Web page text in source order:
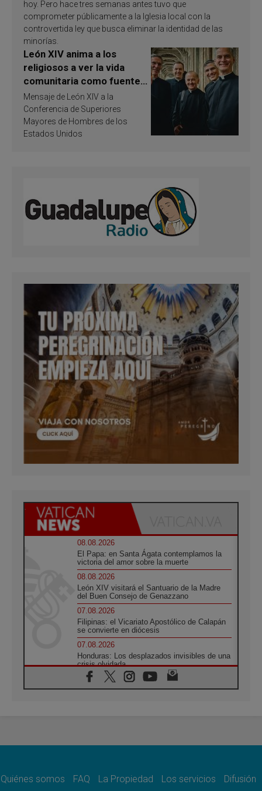
hoy. Pero hace tres semanas antes tuvo que
comprometer públicamente a la Iglesia local con la
controvertida ley que busca eliminar la identidad de las
minorías.
León XIV anima a los
religiosos a ver la vida
comunitaria como fuente
de inspiración y
santificación
Mensaje de León XIV a la
Conferencia de Superiores
Mayores de Hombres de los
Estados Unidos
08.08.2026
El Papa: en Santa Ágata contemplamos la
victoria del amor sobre la muerte
08.08.2026
León XIV visitará el Santuario de la Madre
del Buen Consejo de Genazzano
07.08.2026
Filipinas: el Vicariato Apostólico de Calapán
se convierte en diócesis
07.08.2026
Honduras: Los desplazados invisibles de una
crisis olvidada
07.08.2026
Bokalic: "En Argentina el Papa León señalará
07.08.2026
07.08.2026
Quiénes somos FAQ La Propiedad Los servicios Difusión